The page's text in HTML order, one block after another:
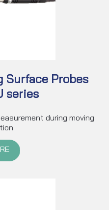
Surface Probes
series
during moving